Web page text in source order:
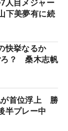
人目メジャー
下美夢有に続
快挙なるか
ろ？ 桑木志帆
が首位浮上 勝
半プレー中